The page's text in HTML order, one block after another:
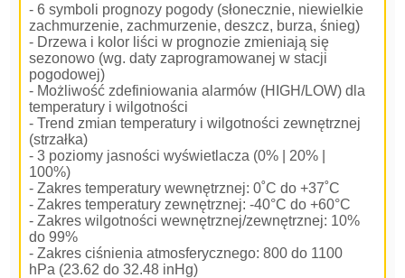
- 6 symboli prognozy pogody (słonecznie, niewielkie
zachmurzenie, zachmurzenie, deszcz, burza, śnieg)
- Drzewa i kolor liści w prognozie zmieniają się
sezonowo (wg. daty zaprogramowanej w stacji
pogodowej)
- Możliwość zdefiniowania alarmów (HIGH/LOW) dla
temperatury i wilgotności
- Trend zmian temperatury i wilgotności zewnętrznej
(strzałka)
- 3 poziomy jasności wyświetlacza (0% | 20% |
100%)
- Zakres temperatury wewnętrznej: 0˚C do +37˚C
- Zakres temperatury zewnętrznej: -40°C do +60°C
- Zakres wilgotności wewnętrznej/zewnętrznej: 10%
do 99%
- Zakres ciśnienia atmosferycznego: 800 do 1100
hPa (23.62 do 32.48 inHg)